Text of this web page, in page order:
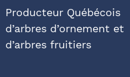
Producteur Québécois
d’arbres d’ornement et
d’arbres fruitiers